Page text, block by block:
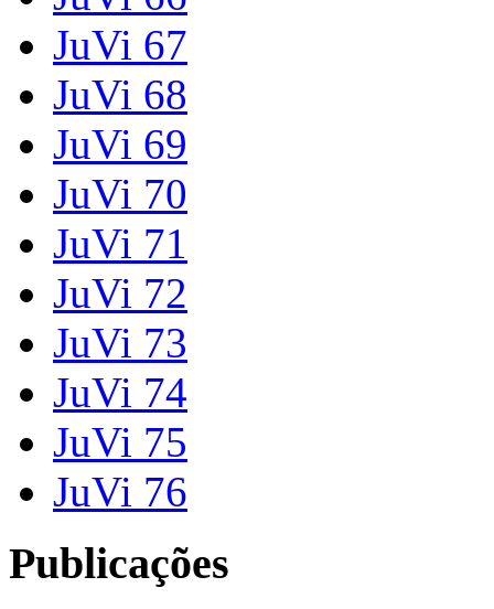
JuVi 67
JuVi 68
JuVi 69
JuVi 70
JuVi 71
JuVi 72
JuVi 73
JuVi 74
JuVi 75
JuVi 76
Publicações